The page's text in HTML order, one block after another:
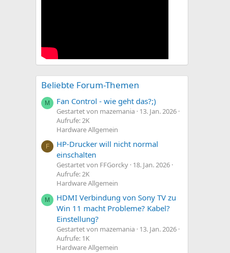
Beliebte Forum-Themen
M Fan Control - wie geht das?;)
Gestartet von mazemania 13. Jan. 2026
Aufrufe: 2K
Hardware Allgemein
F
HP-Drucker will nicht normal
einschalten
Gestartet von FFGorcky 18. Jan. 2026
Aufrufe: 2K
Hardware Allgemein
M
HDMI Verbindung von Sony TV zu
Win 11 macht Probleme? Kabel?
Einstellung?
Gestartet von mazemania 13. Jan. 2026
Aufrufe: 1K
Hardware Allgemein